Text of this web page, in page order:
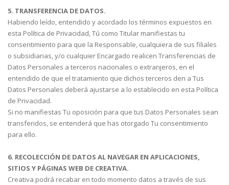
5. TRANSFERENCIA DE DATOS.
Habiendo leído, entendido y acordado los términos expuestos en
esta Política de Privacidad, Tú como Titular manifiestas tu
consentimiento para que la Responsable, cualquiera de sus filiales
o subsidiarias, y/o cualquier Encargado realicen Transferencias de
Datos Personales a terceros nacionales o extranjeros, en el
entendido de que el tratamiento que dichos terceros den a Tus
Datos Personales deberá ajustarse a lo establecido en esta Política
de Privacidad.
Si no manifiestas Tu oposición para que tus Datos Personales sean
transferidos, se entenderá que has otorgado Tu consentimiento
para ello.
6. RECOLECCIÓN DE DATOS AL NAVEGAR EN APLICACIONES,
SITIOS Y PÁGINAS WEB DE CREATIVA.
Creativa podrá recabar en todo momento datos a través de sus